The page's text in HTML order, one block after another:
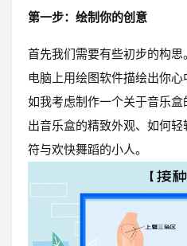
第一步：绘制你的创意
首先我们需要有些初步的构
电脑上用绘图软件描绘出你
如我考虑制作一个关于音乐
出音乐盒的精致外观、如何
符与欢快舞蹈的小人。